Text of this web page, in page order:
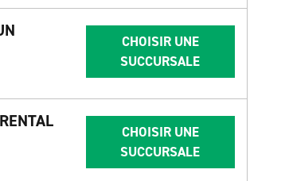
CHOISIR UNE
SUCCURSALE
CHOISIR UNE
SUCCURSALE